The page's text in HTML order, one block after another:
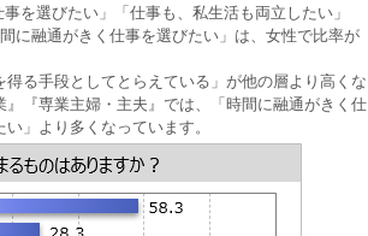
を選びたい」「仕事も、私生活も両立したい」
に融通がきく仕事を選びたい」は、女性で比率が
る手段としてとらえている」が他の層より高くな
『専業主婦・主夫』では、「時間に融通がきく仕
」より多くなっています。